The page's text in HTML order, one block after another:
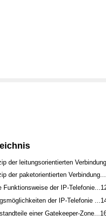
der leitungsorientierten
der paketorientierten
Funktionsweise der IP-
der IP-Telefonie
einer Gatekeeper-